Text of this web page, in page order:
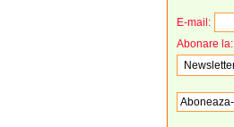
E-mail:
Abonare la: